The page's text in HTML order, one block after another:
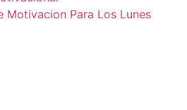
Motivacion Para Los Lunes